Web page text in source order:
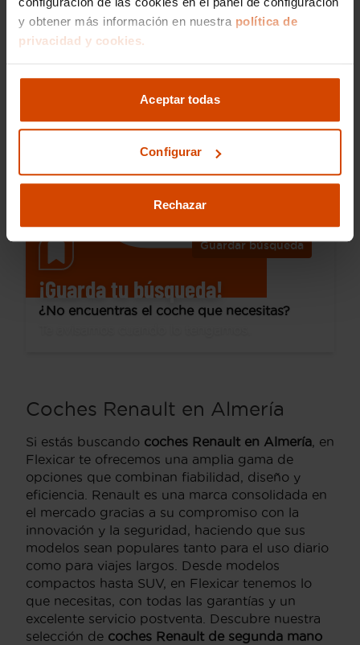
y obtener más información en nuestra política de
privacidad y cookies.
Aceptar todas
Configurar
Rechazar
Desde 140 € /mes*
Renault Clio
Zen Energy TCe 66kW (90CV)
2018
90.000 km
Manual
Roquetas
Guardar búsqueda
¡Guarda tu búsqueda!
¿No encuentras el coche que necesitas?
Coches Renault en Almería
Si estás buscando coches Renault en Almería , en
Flexicar te ofrecemos una amplia gama de
opciones que combinan fiabilidad, diseño y
eficiencia. Renault es una marca consolidada en
el mercado gracias a su compromiso con la
innovación y la seguridad, haciendo que sus
modelos sean populares tanto para el uso diario
como para viajes largos. Desde modelos
compactos hasta SUV, en Flexicar tenemos lo
que necesitas, con todas las garantías y un
excelente servicio postventa. Descubre nuestra
selección de coches Renault de segunda mano